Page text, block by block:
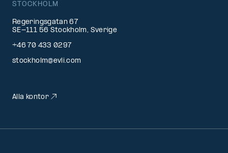
STOCKHOLM
Regeringsgatan 67
SE-111 56 Stockholm, Sverige
+46 70 433 0297
stockholm@evli.com
Alla kontor